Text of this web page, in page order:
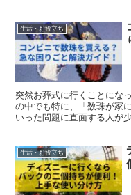
生活・お役立ち
突然お葬式に行くことにな
の中でも特に、「数珠が家
いった問題に直面する人が
生活・お役立ち